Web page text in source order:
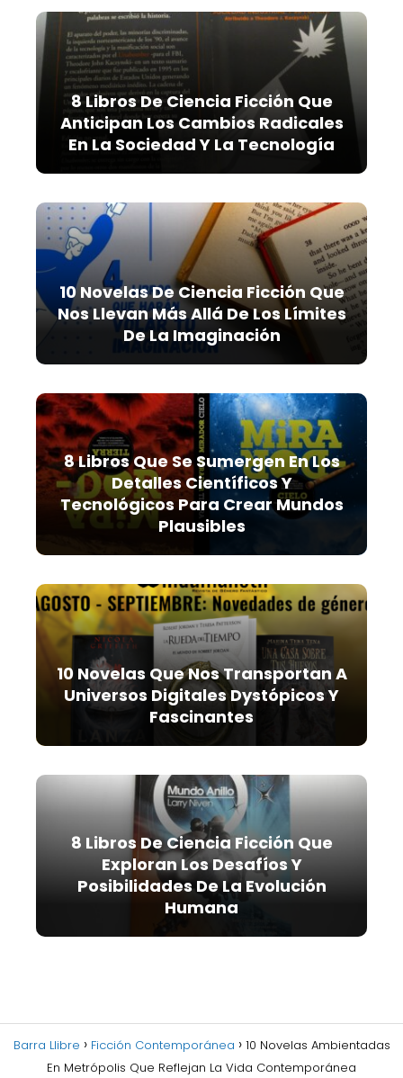
8 Libros De Ciencia Ficción Que
Anticipan Los Cambios Radicales
En La Sociedad Y La Tecnología
10 Novelas De Ciencia Ficción Que
Nos Llevan Más Allá De Los Límites
De La Imaginación
8 Libros Que Se Sumergen En Los
Detalles Científicos Y
Tecnológicos Para Crear Mundos
Plausibles
10 Novelas Que Nos Transportan A
Universos Digitales Dystópicos Y
Fascinantes
8 Libros De Ciencia Ficción Que
Exploran Los Desafíos Y
Posibilidades De La Evolución
Humana
Barra Llibre Ficción Contemporánea
10 Novelas Ambientadas
En Metrópolis Que Reflejan La Vida Contemporánea